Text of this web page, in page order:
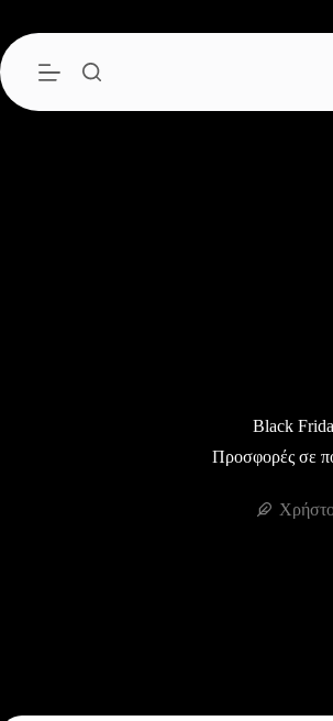
περιεχόμενο
Black
Προσφορές σε